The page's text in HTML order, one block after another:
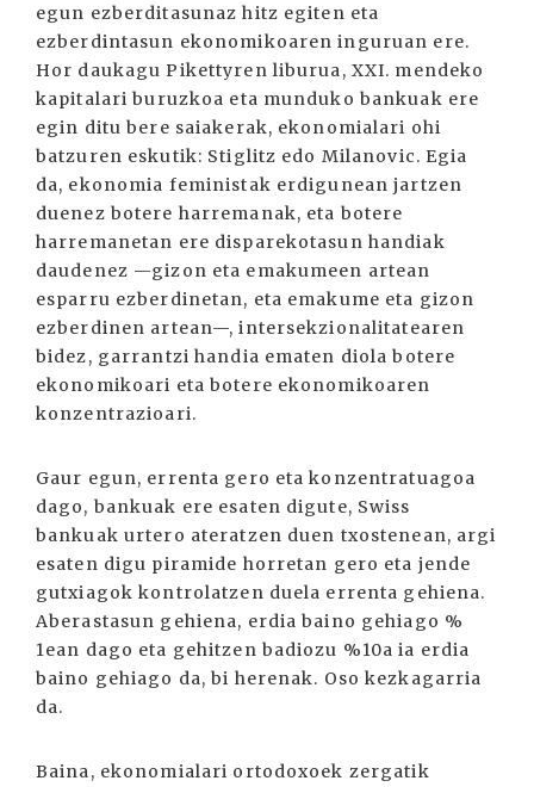
egun ezberditasunaz hitz egiten eta
ezberdintasun ekonomikoaren inguruan ere.
Hor daukagu Pikettyren liburua, XXI. mendeko
kapitalari buruzkoa eta munduko bankuak ere
egin ditu bere saiakerak, ekonomialari ohi
batzuren eskutik: Stiglitz edo Milanovic. Egia
da, ekonomia feministak erdigunean jartzen
duenez botere harremanak, eta botere
harremanetan ere disparekotasun handiak
daudenez —gizon eta emakumeen artean
esparru ezberdinetan, eta emakume eta gizon
ezberdinen artean—, intersekzionalitatearen
bidez, garrantzi handia ematen diola botere
ekonomikoari eta botere ekonomikoaren
konzentrazioari.
Gaur egun, errenta gero eta konzentratuagoa
dago, bankuak ere esaten digute, Swiss
bankuak urtero ateratzen duen txostenean, argi
esaten digu piramide horretan gero eta jende
gutxiagok kontrolatzen duela errenta gehiena.
Aberastasun gehiena, erdia baino gehiago %
1ean dago eta gehitzen badiozu %10a ia erdia
baino gehiago da, bi herenak. Oso kezkagarria
da.
Baina, ekonomialari ortodoxoek zergatik